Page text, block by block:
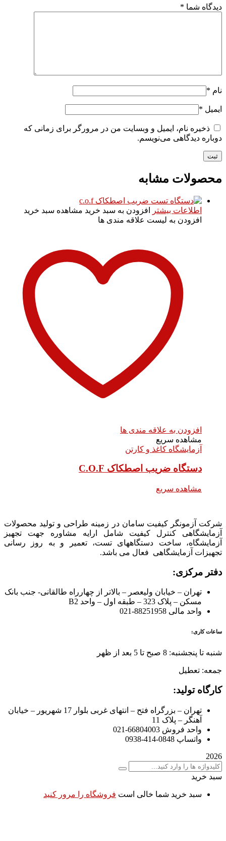
دیدگاه شما *
نام *
ایمیل *
ذخیره نام، ایمیل و وبسایت من در مرورگر برای زمانی که
دوباره دیدگاهی می‌نویسم.
محصولات مشابه
اطلاعات بیشتر افزودن به سبد خرید مشاهده سبد خرید
افزودن به لیست علاقه مندی ها
افزودن به علاقه مندی ها
مشاهده سریع
آزمایشگاه کاغذ و کارتن
دستگاه ضریب اصطکاک C.O.F
مشاهده سریع
شرکت آزمونگر کیفیت سامان در زمینه طراحی و تولید محصولات
آزمایشگاهی کنترل کیفیت شامل ارایه مشاوره جهت تجهیز
آزمایشگاه، ساخت دستگاههای تست، تعمیر و به روز رسانی
تجهیزات آزمایشگاهی فعال می باشد.
دفتر مرکزی:
تهران – خیابان ولیعصر – بالاتر از چهارراه طالقانی- جنب بانک
مسکن – پلاک 323 – طبقه اول – واحد B2
واحد مالی 88251958-021
ساعات کاری:
شنبه تا پنجشنبه: 8 صبح تا 5 بعد از ظهر
جمعه: تعطیل
کارگاه تولید:
تهران – بزرگراه فتح – انتهای غربی بلوار 17 شهریور – خیابان
آهنگر – پلاک 11
واحد فروش 66804003-021
واتساپ 0848-414-0938
2026
سبد خرید
سبد خرید شما خالی است فروشگاه را مرور کنید